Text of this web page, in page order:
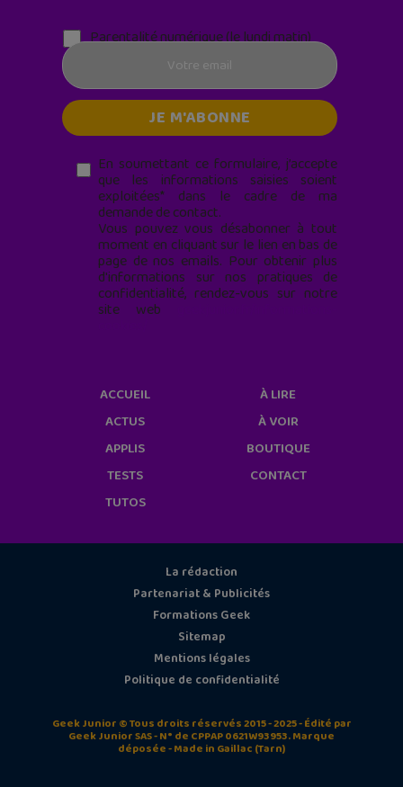
Parentalité numérique (le lundi matin)
En soumettant ce formulaire, j’accepte
que les informations saisies soient
exploitées* dans le cadre de ma
demande de contact.
Vous pouvez vous désabonner à tout
moment en cliquant sur le lien en bas de
page de nos emails. Pour obtenir plus
d'informations sur nos pratiques de
confidentialité, rendez-vous sur notre
site web
ACCUEIL
ACTUS
APPLIS
TESTS
TUTOS
À LIRE
À VOIR
BOUTIQUE
CONTACT
La rédaction
Partenariat & Publicités
Formations Geek
Sitemap
Mentions légales
Politique de confidentialité
Geek Junior © Tous droits réservés 2015 - 2025 - Édité par
Geek Junior SAS - N° de CPPAP 0621W93953. Marque
déposée - Made in Gaillac (Tarn)